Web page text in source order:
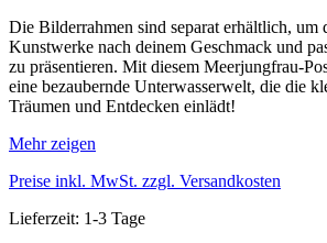
Die Bilderrahmen sind separat erhältlich, um
Kunstwerke nach deinem Geschmack und
zu präsentieren. Mit diesem Meerjungfrau-
eine bezaubernde Unterwasserwelt, die die
Träumen und Entdecken einlädt!
Mehr zeigen
Preise inkl. MwSt. zzgl. Versandkosten
Lieferzeit: 1-3 Tage